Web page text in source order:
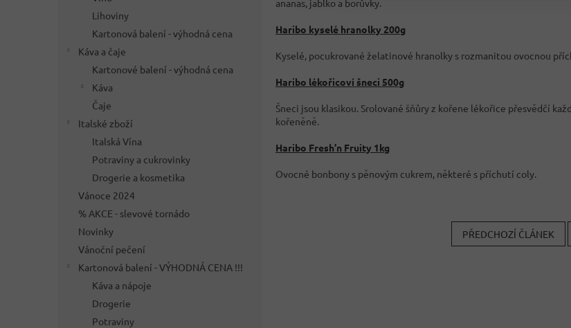
Lihoviny
Kartonová balení - výhodná cena
Káva a čaje
Kartonové balení - výhodná cena
Káva
Čaje
Italské zboží
Italská Vína
Potraviny a cukrovinky
Drogerie a kosmetika
Vánoce 2024
% AKCE - slevové tornádo
Novinky
Vánoční pečení
Kartonová balení - VÝHODNÁ CENA !!!
Káva a nápoje
Drogerie
Potraviny
ananas, jablko a borůvky.
Haribo kyselé hranolky 200g
Kyselé, pocukrované želatinové hranolky s rozmanitou ovocnou
Haribo lékořicoví šneci 500g
Šneci jsou klasikou. Srolované šňůry z kořene lékořice přesvědčí
kořeněně.
Haribo Fresh'n Fruity 1kg
Ovocné bonbony s pěnovým cukrem, některé s příchutí coly.
PŘEDCHOZÍ ČLÁNEK